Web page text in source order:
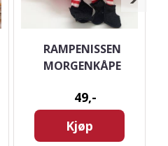
RAMPENISSEN
MORGENKÅPE
49,-
Kjøp